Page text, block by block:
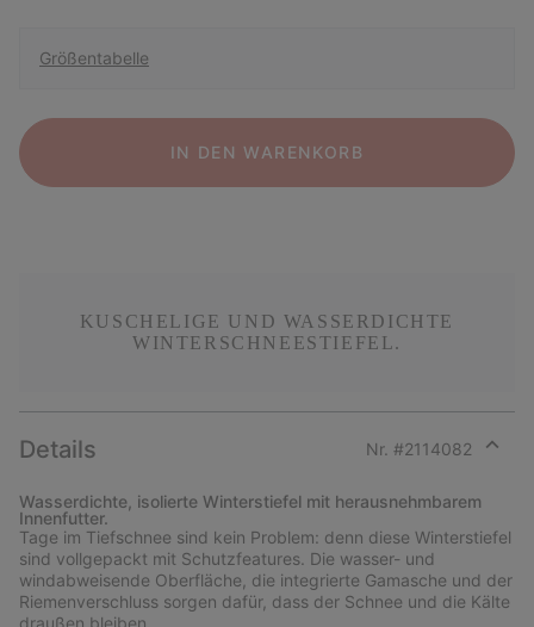
Größentabelle
IN DEN WARENKORB
KUSCHELIGE UND WASSERDICHTE
WINTERSCHNEESTIEFEL.
Details Nr. #2114082
section
Wasserdichte, isolierte Winterstiefel mit herausnehmbarem
Innenfutter.
Tage im Tiefschnee sind kein Problem: denn diese Winterstiefel
sind vollgepackt mit Schutzfeatures. Die wasser- und
windabweisende Oberfläche, die integrierte Gamasche und der
Riemenverschluss sorgen dafür, dass der Schnee und die Kälte